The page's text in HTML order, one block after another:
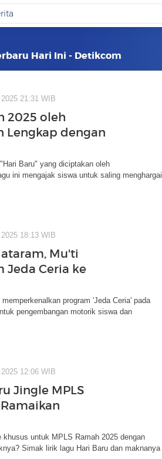
Hari Ini - Detikcom
21:31 WIB
2025 oleh
Lengkap dengan
Baru" yang diciptakan oleh
ini mengajak siswa untuk saling menghargai
18:13 WIB
Mu'ti
Jeda Ceria ke
program 'Jeda Ceria' pada
pengembangan motorik siswa dan
12:06 WIB
Jingle MPLS
khusus untuk MPLS Ramah 2025 dengan
Simak lirik lagu Hari Baru dan maknanya